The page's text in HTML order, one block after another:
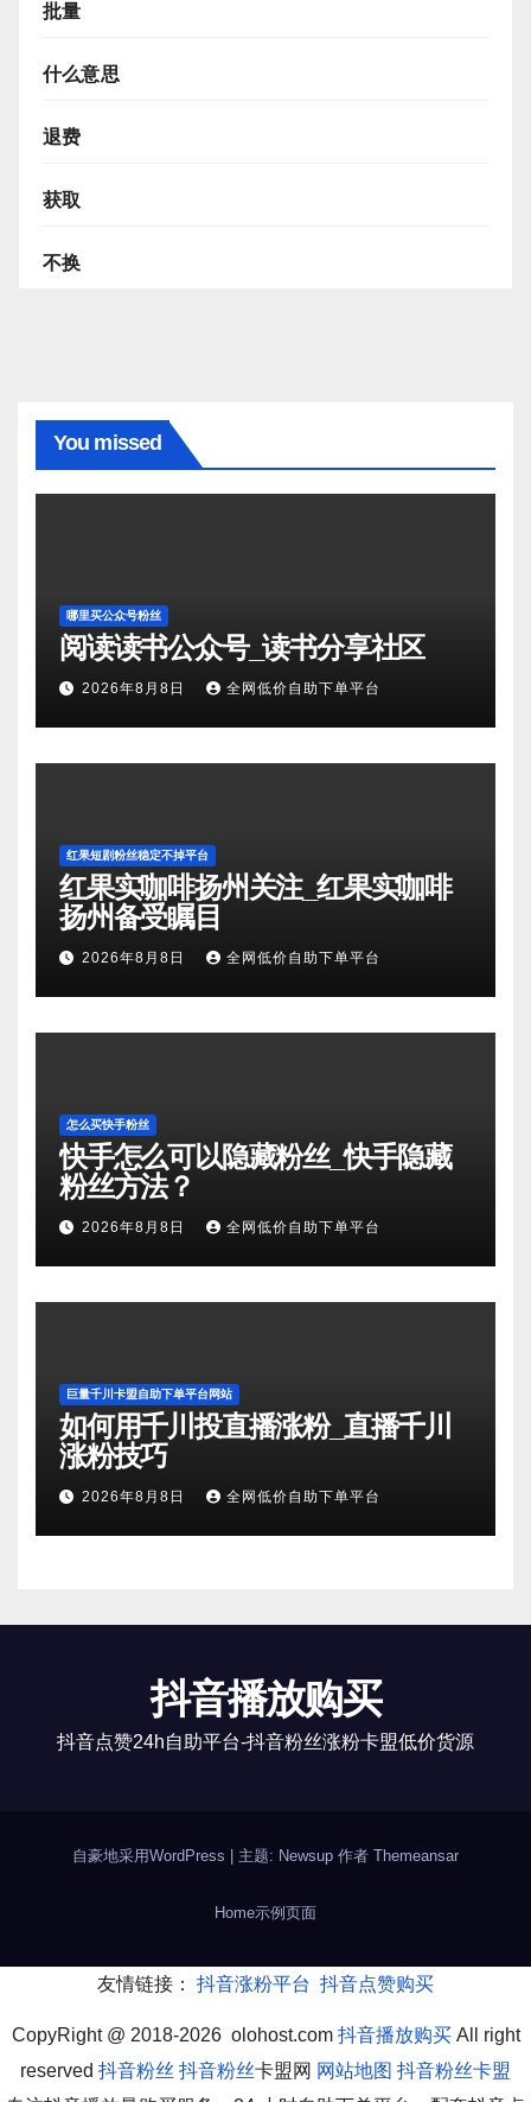
批量
什么意思
退费
获取
不换
You missed
哪里买公众号粉丝
阅读读书公众号_读书分享社区
2026年8月8日 全网低价自助下单平台
红果短剧粉丝稳定不掉平台
红果实咖啡扬州关注_红果实咖啡
扬州备受瞩目
2026年8月8日 全网低价自助下单平台
怎么买快手粉丝
快手怎么可以隐藏粉丝_快手隐藏
粉丝方法？
2026年8月8日 全网低价自助下单平台
巨量千川卡盟自助下单平台网站
如何用千川投直播涨粉_直播千川
涨粉技巧
2026年8月8日 全网低价自助下单平台
抖音播放购买
抖音点赞24h自助平台-抖音粉丝涨粉卡盟低价货源
自豪地采用WordPress 主题: Newsup 作者 Themeansar
Home示例页面
友情链接： 抖音涨粉平台 抖音点赞购买
CopyRight @ 2018-2026 olohost.com 抖音播放购买All right
reserved 抖音粉丝 抖音粉丝卡盟网 网站地图 抖音粉丝卡盟